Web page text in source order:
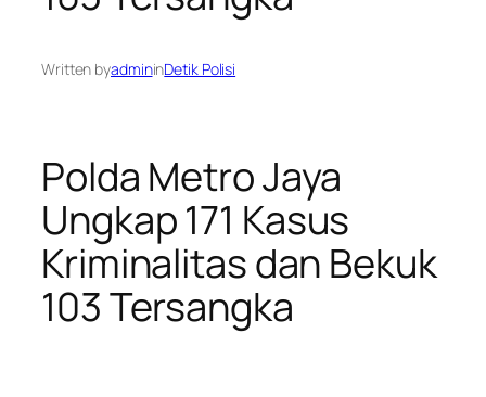
Written byadmininDetik Polisi
Polda Metro Jaya
Ungkap 171 Kasus
Kriminalitas dan Bekuk
103 Tersangka